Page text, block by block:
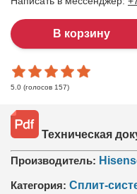
5.0 (голосов 157)
Техническая
Производитель:
Категория: Сплит-